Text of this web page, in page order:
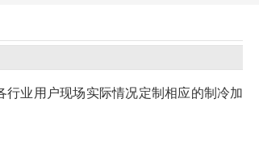
业用户现场实际情况定制相应的制冷加